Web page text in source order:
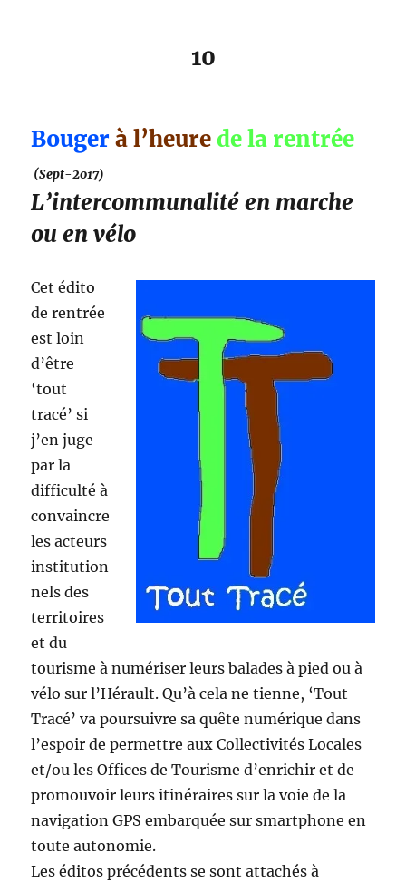
10
Bougerà l’heurede la rentrée
(Sept-2017)
L’intercommunalité en marche
ou en vélo
Cet édito
de rentrée
est loin
d’être
‘tout
tracé’ si
j’en juge
par la
difficulté à
convaincre
les acteurs
institution
nels des
territoires
et du
tourisme à numériser leurs balades à pied ou à
vélo sur l’Hérault. Qu’à cela ne tienne, ‘Tout
Tracé’ va poursuivre sa quête numérique dans
l’espoir de permettre aux Collectivités Locales
et/ou les Offices de Tourisme d’enrichir et de
promouvoir leurs itinéraires sur la voie de la
navigation GPS embarquée sur smartphone en
toute autonomie.
Les éditos précédents se sont attachés à